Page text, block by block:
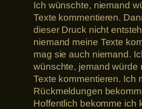
Ich wünschte, niemand
Texte kommentieren.
dieser Druck nicht
niemand meine Texte
mag sie auch niemand.
wünschte, jemand würde
Texte kommentieren. Ich
Rückmeldungen
Hoffentlich bekomme ich